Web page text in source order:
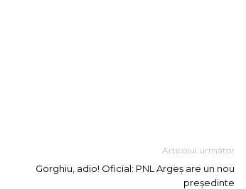
Articolul următor
Gorghiu, adio! Oficial: PNL Argeș are un nou
președinte